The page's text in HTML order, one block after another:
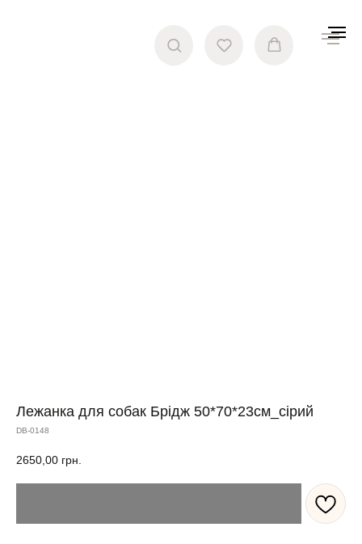
Лежанка для собак Брідж 50*70*23см_сірий
DB-0148
2650,00 грн.